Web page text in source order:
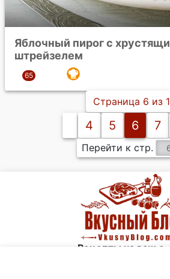
Яблочный пирог с
штрейзелем
Страница 6 из
4 5 6 7
Перейти к стр.
Рецепты на ваш